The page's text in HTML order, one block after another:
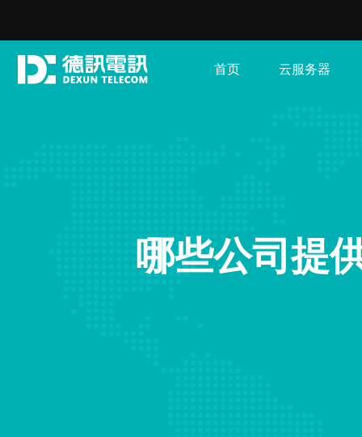
首页 云服务器
哪些公司提